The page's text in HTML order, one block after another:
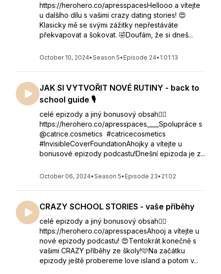
https://herohero.co/apresspacesHellooo a vítejte
u dalšího dílu s vašimi crazy dating stories! 😍
Klasicky mě se svými zážitky nepřestáváte
překvapovat a šokovat. 🤣Doufám, že si dneš...
October 10, 2024•Season 5• Episode 24• 1:01:13
JAK SI VYTVOŘIT NOVÉ RUTINY - back to
school guide 🎙️
celé epizody a jiný bonusový obsah👇🏻
https://herohero.co/apresspaces____Spolupráce s
@catrice.cosmetics #catricecosmetics
#InvisibleCoverFoundationAhojky a vítejte u
bonusové epizody podcastu!Dnešní epizoda je z...
October 06, 2024•Season 5• Episode 23• 21:02
CRAZY SCHOOL STORIES - vaše příběhy
celé epizody a jiný bonusový obsah👇🏻
https://herohero.co/apresspacesAhooj a vítejte u
nové epizody podcastu! 😍Tentokrát konečně s
vašimi CRAZY příběhy ze školy!🩷Na začátku
epizody ještě probereme love island a potom v...